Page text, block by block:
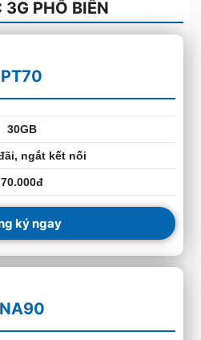
PHỔ BIẾN
PT70
30GB
ngắt kết nối
70.000đ
ký ngay
NA90